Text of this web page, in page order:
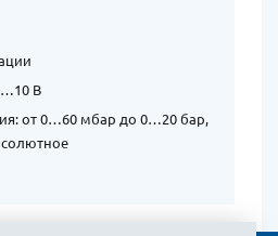
В
от 0…60 мбар до 0…20 бар,